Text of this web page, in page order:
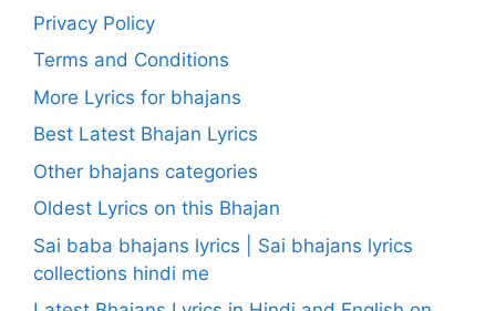
Privacy Policy
Terms and Conditions
More Lyrics for bhajans
Best Latest Bhajan Lyrics
Other bhajans categories
Oldest Lyrics on this Bhajan
Sai baba bhajans lyrics | Sai bhajans lyrics
collections hindi me